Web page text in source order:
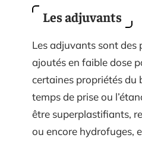
Les adjuvants
Les adjuvants sont des
ajoutés en faible dose
certaines propriétés du
temps de prise ou
être superplastifiants,
ou encore hydrofuges,